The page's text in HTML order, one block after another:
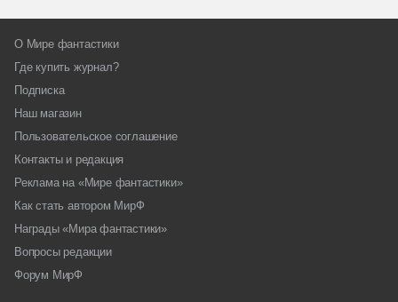
О Мире фантастики
Где купить журнал?
Подписка
Наш магазин
Пользовательское соглашение
Контакты и редакция
Реклама на «Мире фантастики»
Как стать автором МирФ
Награды «Мира фантастики»
Вопросы редакции
Форум МирФ